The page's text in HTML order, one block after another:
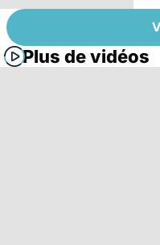
Plus de vidéos